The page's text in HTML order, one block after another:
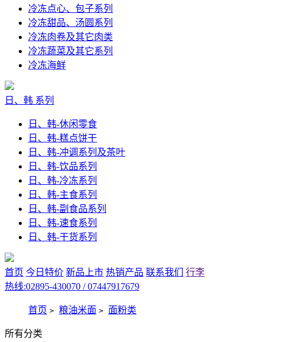
冷冻点心、包子系列
冷冻甜品、汤圆系列
冷冻肉卷及其它肉类
冷冻蔬菜及其它系列
冷冻海鲜
日、韩 系列
日、韩-休闲零食
日、韩-糕点饼干
日、韩-冲调系列及茶叶
日、韩-饮品系列
日、韩-冷冻系列
日、韩-主食系列
日、韩-副食品系列
日、韩-速食系列
日、韩-干货系列
首页 今日特价 新品上市 热销产品 联系我们
行李
热线:02895-430070 / 07447917679
首页 > 粮油米面 > 面粉类
所有分类